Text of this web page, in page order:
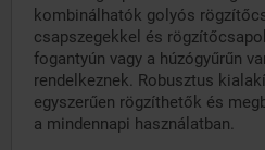
kombinálhatók golyós
csapszegekkel és
fogantyún vagy a húzógyűrűn
rendelkeznek. Robusztus
egyszerűen rögzíthetők és
a mindennapi használatban.